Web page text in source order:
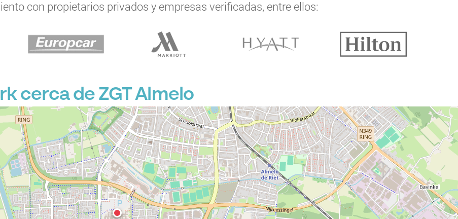
con propietarios privados y empresas verificadas, entre ellos:
cerca de ZGT Almelo